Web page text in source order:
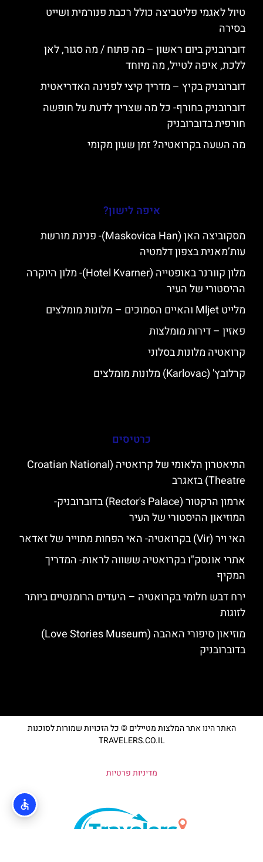
טיול לאגמי פליטביצה כולל רכבת פנורמית ושייט
בסירה
דוברובניק ביום ראשון – מה פתוח / מה סגור, לאן
ללכת, איפה לטייל, מה מיוחד
דוברובניק בקיץ – מדריך קיצי לפנינה האדריאטית
דוברובניק בחורף- כל מה שצריך לדעת על חופשה
חורפית בדוברובניק
מה השעה בקרואטיה? זמן שעון מקומי
איפה לישון?
מסקוביצה האן (Maskovica Han)- פנינת מורשת
עות’מאנית בצפון דלמטיה
מלון קוורנר באופטייה (Hotel Kvarner)- מלון היוקרה
ההיסטורי של העיר
מלייט Mljet והאיים הסמוכים – מלונות מומלצים
פאזין – דירות מומלצות
קרואטיה מלונות בסלוני
קרלובץ' (Karlovac) מלונות מומלצים
כרטיסים
התיאטרון הלאומי של קרואטיה (Croatian National
Theatre) בזאגרב
ארמון הרקטור (Rector's Palace) בדוברובניק-
המוזיאון ההיסטורי של העיר
האי ויר (Vir) בקרואטיה- האי הפחות מתוייר של זאדאר
אתרי אונסק"ו בקרואטיה ששווה לראות- המדריך
המקיף
ירח דבש חלומי בקרואטיה – היעדים הרומנטיים ביותר
לזוגות
מוזיאון סיפורי האהבה (Love Stories Museum)
בדוברובניק
האתר הינו אתר המלצות מטיילים © כל הזכויות שמורות לסוכנות
TRAVELERS.CO.IL
מדיניות פרטיות